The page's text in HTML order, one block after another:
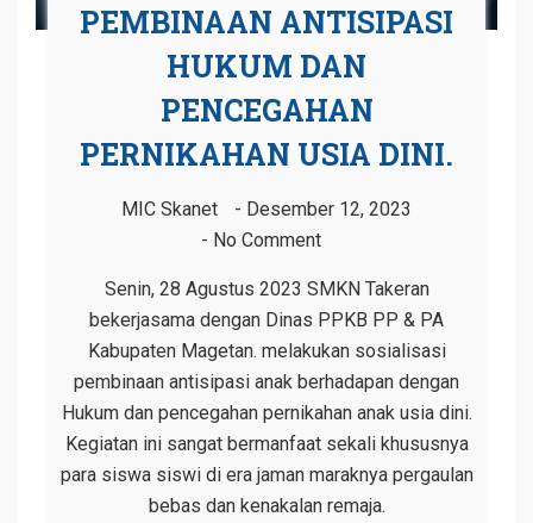
PEMBINAAN ANTISIPASI
HUKUM DAN
PENCEGAHAN
PERNIKAHAN USIA DINI.
MIC Skanet
Desember 12, 2023
No Comment
Senin, 28 Agustus 2023 SMKN Takeran
bekerjasama dengan Dinas PPKB PP & PA
Kabupaten Magetan. melakukan sosialisasi
pembinaan antisipasi anak berhadapan dengan
Hukum dan pencegahan pernikahan anak usia dini.
Kegiatan ini sangat bermanfaat sekali khususnya
para siswa siswi di era jaman maraknya pergaulan
bebas dan kenakalan remaja.